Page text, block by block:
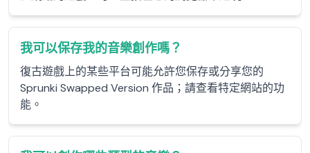
我可以保存我的音樂創作嗎？
復古遊戲上的某些平台可能允許您保存或分享您的
Sprunki Swapped Version 作品；請查看特定網站的功
能。